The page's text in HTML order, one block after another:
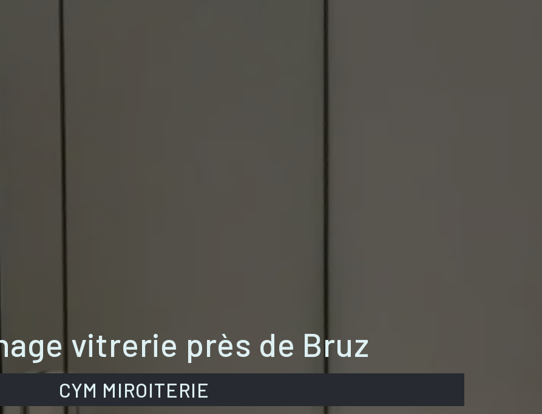
vitrerie près de Bruz
CYM MIROITERIE